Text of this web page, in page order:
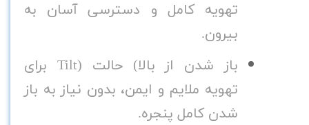
تهویه کامل و دسترسی آسان به
بیرون.
باز شدن از بالا(حالت Tilt) برای
تهویه ملایم و ایمن، بدون نیاز به باز
شدن کامل پنجره.